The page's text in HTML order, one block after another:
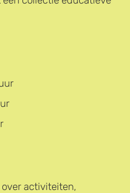
activiteiten,